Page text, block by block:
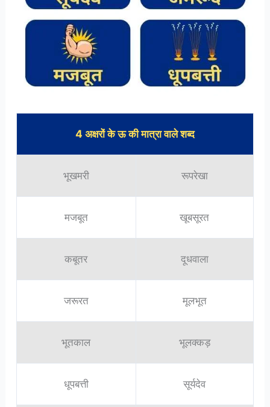
4 अक्षरों के ऊ की मात्रा वाले शब्द
भूखमरी रूपरेखा
मजबूत खूबसूरत
कबूतर दूधवाला
जरूरत मूलभूत
भूतकाल भूलक्कड़
धूपबत्ती सूर्यदेव